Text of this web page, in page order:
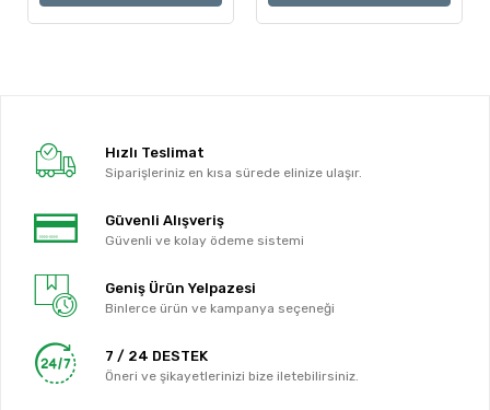
Hızlı Teslimat
Siparişleriniz en kısa sürede elinize ulaşır.
Güvenli Alışveriş
Güvenli ve kolay ödeme sistemi
Geniş Ürün Yelpazesi
Binlerce ürün ve kampanya seçeneği
7 / 24 DESTEK
Öneri ve şikayetlerinizi bize iletebilirsiniz.